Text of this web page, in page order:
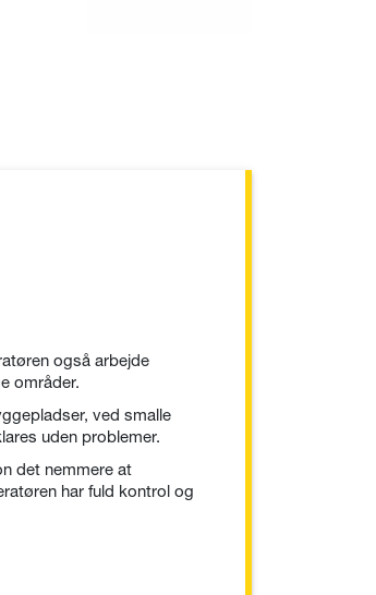
også arbejde
områder.
ved smalle
uden problemer.
det nemmere at
har fuld kontrol og